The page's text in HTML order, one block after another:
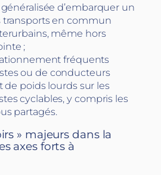
d’embarquer un
transports en commun
même hors
;
fréquents
ou de conducteurs
de poids lourds sur les
cyclables, y compris les
partagés.
» majeurs dans la
axes forts à